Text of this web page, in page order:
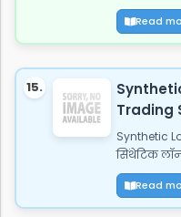
Read
15.
Trading
Synthetic
सिंथेटिक
Read